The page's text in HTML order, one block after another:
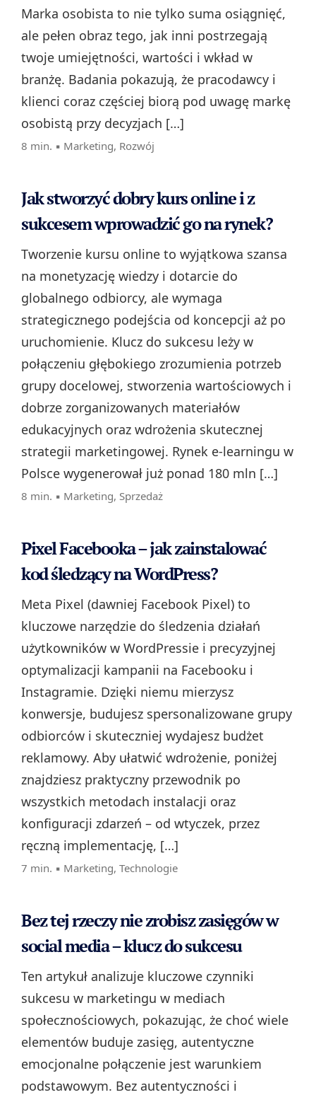
Marka osobista to nie tylko suma osiągnięć,
ale pełen obraz tego, jak inni postrzegają
twoje umiejętności, wartości i wkład w
branżę. Badania pokazują, że pracodawcy i
klienci coraz częściej biorą pod uwagę markę
osobistą przy decyzjach […]
8 min. ▪ Marketing, Rozwój
Jak stworzyć dobry kurs online i z
sukcesem wprowadzić go na rynek?
Tworzenie kursu online to wyjątkowa szansa
na monetyzację wiedzy i dotarcie do
globalnego odbiorcy, ale wymaga
strategicznego podejścia od koncepcji aż po
uruchomienie. Klucz do sukcesu leży w
połączeniu głębokiego zrozumienia potrzeb
grupy docelowej, stworzenia wartościowych i
dobrze zorganizowanych materiałów
edukacyjnych oraz wdrożenia skutecznej
strategii marketingowej. Rynek e‑learningu w
Polsce wygenerował już ponad 180 mln […]
8 min. ▪ Marketing, Sprzedaż
Pixel Facebooka – jak zainstalować
kod śledzący na WordPress?
Meta Pixel (dawniej Facebook Pixel) to
kluczowe narzędzie do śledzenia działań
użytkowników w WordPressie i precyzyjnej
optymalizacji kampanii na Facebooku i
Instagramie. Dzięki niemu mierzysz
konwersje, budujesz spersonalizowane grupy
odbiorców i skuteczniej wydajesz budżet
reklamowy. Aby ułatwić wdrożenie, poniżej
znajdziesz praktyczny przewodnik po
wszystkich metodach instalacji oraz
konfiguracji zdarzeń – od wtyczek, przez
ręczną implementację, […]
7 min. ▪ Marketing, Technologie
Bez tej rzeczy nie zrobisz zasięgów w
social media – klucz do sukcesu
Ten artykuł analizuje kluczowe czynniki
sukcesu w marketingu w mediach
społecznościowych, pokazując, że choć wiele
elementów buduje zasięg, autentyczne
emocjonalne połączenie jest warunkiem
podstawowym. Bez autentyczności i